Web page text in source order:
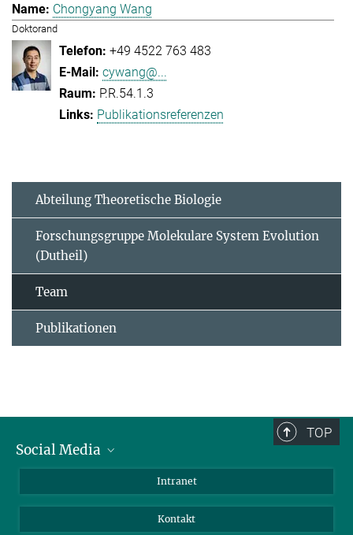
Chongyang Wang
Doktorand
+49 4522 763 483
cywang@...
P.R.54.1.3
Publikationsreferenzen
Abteilung Theoretische Biologie
Forschungsgruppe Molekulare System Evolution
(Dutheil)
Team
Publikationen
TOP
Social Media
Intranet
Kontakt